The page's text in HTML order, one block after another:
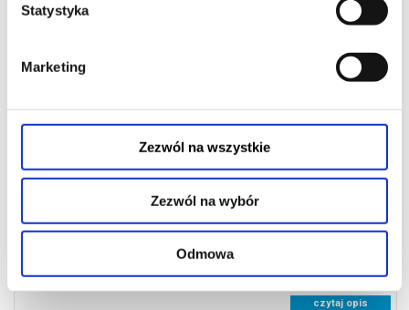
Statystyka
Marketing
Zezwól na wszystkie
Zezwól na wybór
Odmowa
ICE CREAM MAN
czytaj opis